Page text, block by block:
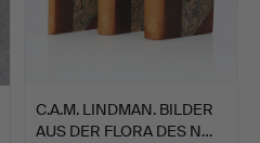
C.A.M. LINDMAN. BILDER
AUS DER FLORA DES N…